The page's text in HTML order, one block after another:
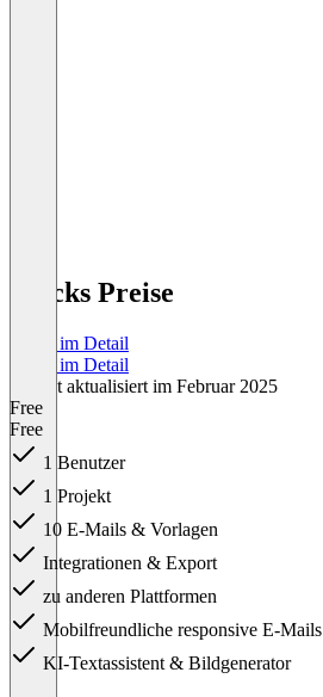
Blocks Preise
Preise im Detail
Preise im Detail
Zuletzt aktualisiert im Februar 2025
Free
Free
1 Benutzer
1 Projekt
10 E-Mails & Vorlagen
Integrationen & Export
zu anderen Plattformen
Mobilfreundliche responsive E-Mails
KI-Textassistent & Bildgenerator